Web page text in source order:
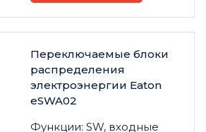
Переключаемые блоки
распределения
электроэнергии Eaton
eSWA02
Функции: SW, входные